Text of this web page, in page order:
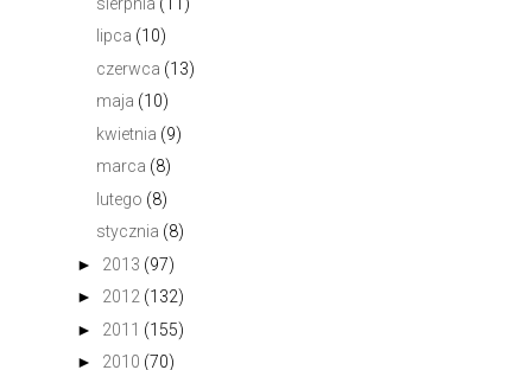
lipca (10)
czerwca (13)
maja (10)
kwietnia (9)
marca (8)
lutego (8)
stycznia (8)
► 2013 (97)
► 2012 (132)
► 2011 (155)
► 2010 (70)